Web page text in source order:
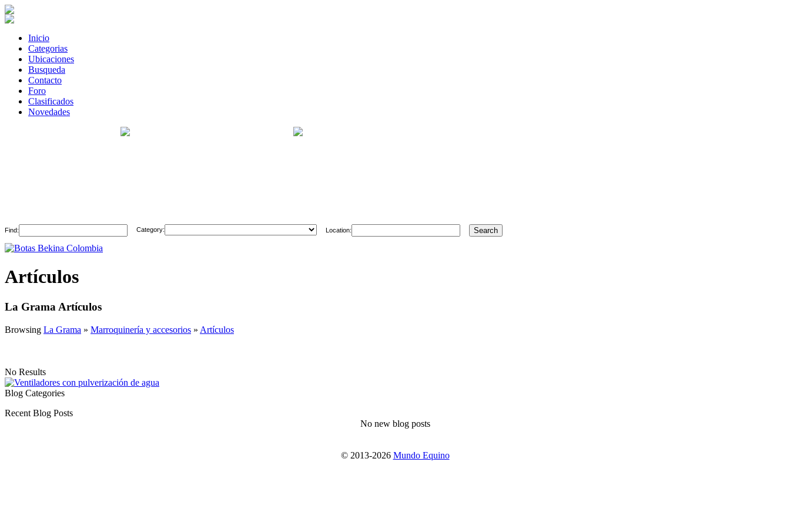
Inicio
Categorias
Ubicaciones
Busqueda
Contacto
Foro
Clasificados
Novedades
Find: Category: Location:
Artículos
La Grama Artículos
Browsing La Grama » Marroquinería y accesorios » Artículos
No Results
Blog Categories
Recent Blog Posts
No new blog posts
© 2013-2026 Mundo Equino